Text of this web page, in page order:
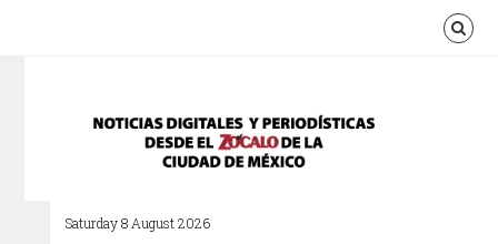
Saturday 8 August 2026